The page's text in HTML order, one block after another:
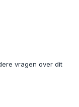
vragen over dit